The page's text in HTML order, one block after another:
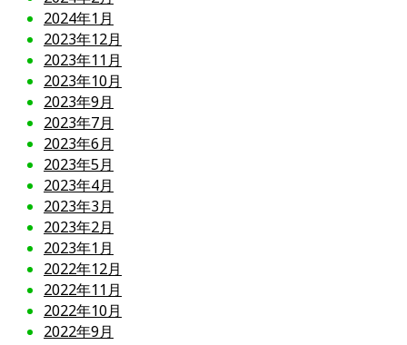
2024年1月
2023年12月
2023年11月
2023年10月
2023年9月
2023年7月
2023年6月
2023年5月
2023年4月
2023年3月
2023年2月
2023年1月
2022年12月
2022年11月
2022年10月
2022年9月